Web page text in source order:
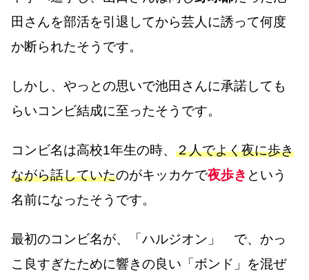
田さんを部活を引退してから芸人に誘って何度
か断られたそうです。
しかし、やっとの思いで池田さんに承諾しても
らいコンビ結成に至ったそうです。
コンビ名は高校1年生の時、 ２人でよく夜に歩き
ながら話していたのがキッカケで夜歩き という
名前になったそうです。
最初のコンビ名が、「ハルジオン」 で、かっ
こ良すぎたために響きの良い「ボンド」を混ぜ